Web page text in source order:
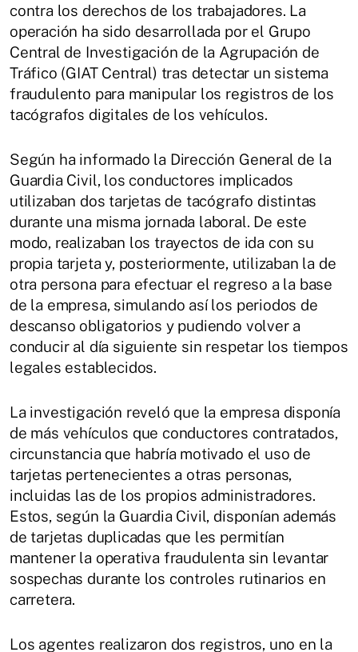
contra los derechos de los trabajadores. La
operación ha sido desarrollada por el Grupo
Central de Investigación de la Agrupación de
Tráfico (GIAT Central) tras detectar un sistema
fraudulento para manipular los registros de los
tacógrafos digitales de los vehículos.
Según ha informado la Dirección General de la
Guardia Civil, los conductores implicados
utilizaban dos tarjetas de tacógrafo distintas
durante una misma jornada laboral. De este
modo, realizaban los trayectos de ida con su
propia tarjeta y, posteriormente, utilizaban la de
otra persona para efectuar el regreso a la base
de la empresa, simulando así los periodos de
descanso obligatorios y pudiendo volver a
conducir al día siguiente sin respetar los tiempos
legales establecidos.
La investigación reveló que la empresa disponía
de más vehículos que conductores contratados,
circunstancia que habría motivado el uso de
tarjetas pertenecientes a otras personas,
incluidas las de los propios administradores.
Estos, según la Guardia Civil, disponían además
de tarjetas duplicadas que les permitían
mantener la operativa fraudulenta sin levantar
sospechas durante los controles rutinarios en
carretera.
Los agentes realizaron dos registros, uno en la